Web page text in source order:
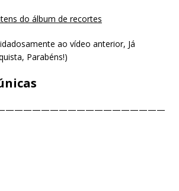
do álbum de recortes
ao vídeo anterior, Já
Parabéns!)